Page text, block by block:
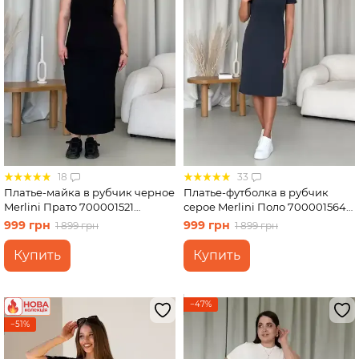
18
Платье-майка в рубчик черное
Merlini Прато 700001521
размер 2XL-3XL
999 грн 1 899 грн
Купить
33
Платье-футболка в рубчик
серое Merlini Поло 700001564
размер L-XL
999 грн 1 899 грн
Купить
−51%
−47%